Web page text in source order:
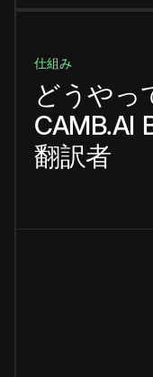
仕組み
どうやっ
CAMB.AI
翻訳者